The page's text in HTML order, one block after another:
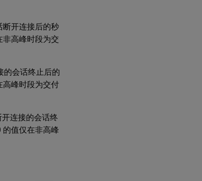
断开连接后的秒
高峰时段为交
的会话终止后的
高峰时段为交付
连接的会话终
值仅在非高峰